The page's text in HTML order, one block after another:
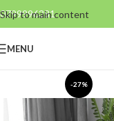
Skip to main content
0799996381
MENU
-27%